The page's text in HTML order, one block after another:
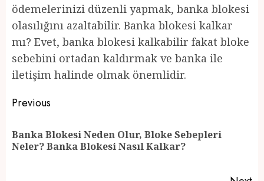
ödemelerinizi düzenli yapmak, banka blokesi
olasılığını azaltabilir. Banka blokesi kalkar
mı? Evet, banka blokesi kalkabilir fakat bloke
sebebini ortadan kaldırmak ve banka ile
iletişim halinde olmak önemlidir.
Post
navigation
Previous
Banka Blokesi Neden Olur, Bloke Sebepleri
Neler? Banka Blokesi Nasıl Kalkar?